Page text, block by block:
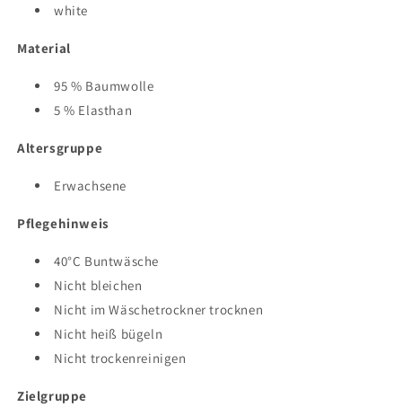
white
Material
95 % Baumwolle
5 % Elasthan
Altersgruppe
Erwachsene
Pflegehinweis
40°C Buntwäsche
Nicht bleichen
Nicht im Wäschetrockner trocknen
Nicht heiß bügeln
Nicht trockenreinigen
Zielgruppe